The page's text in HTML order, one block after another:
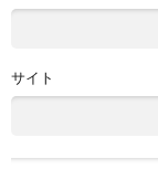
サイト